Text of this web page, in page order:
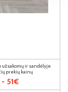
užsakomų ir sandėlyje
prekių kainų
- 51€